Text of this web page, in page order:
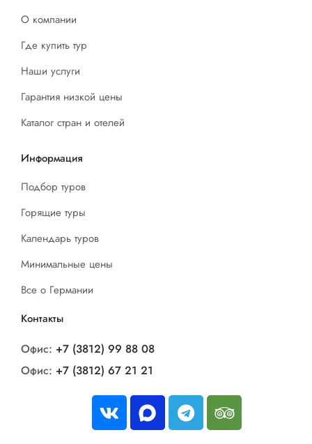
О компании
Где купить тур
Наши услуги
Гарантия низкой цены
Каталог стран и отелей
Информация
Подбор туров
Горящие туры
Календарь туров
Минимальные цены
Все о Германии
Контакты
Офис: +7 (3812) 99 88 08
Офис: +7 (3812) 67 21 21